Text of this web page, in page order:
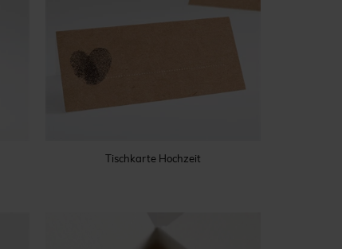
Tischkarte Hochzeit